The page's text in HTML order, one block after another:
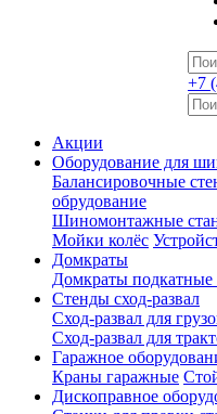
+7
Акции
Оборудование для
Балансировочные
обрудование
Шиномонтажные
Мойки колёс
Домкраты
Домкраты подкатные
Стенды сход-развал
Сход-развал для
Сход-развал для
Гаражное
Краны гаражные
Дископравное